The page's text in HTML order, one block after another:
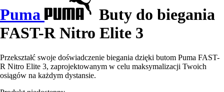
Puma
Buty do biegania
FAST-R Nitro Elite 3
Przekształć swoje doświadczenie biegania dzięki butom Puma FAST-
R Nitro Elite 3, zaprojektowanym w celu maksymalizacji Twoich
osiągów na każdym dystansie.